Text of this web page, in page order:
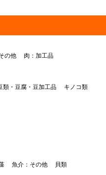
の他 肉：加工品
類・豆腐・豆加工品
キノコ類
魚介：その他 貝類